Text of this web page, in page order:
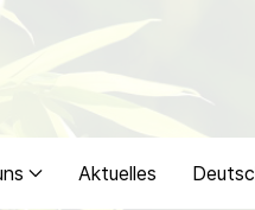
Aktuelles